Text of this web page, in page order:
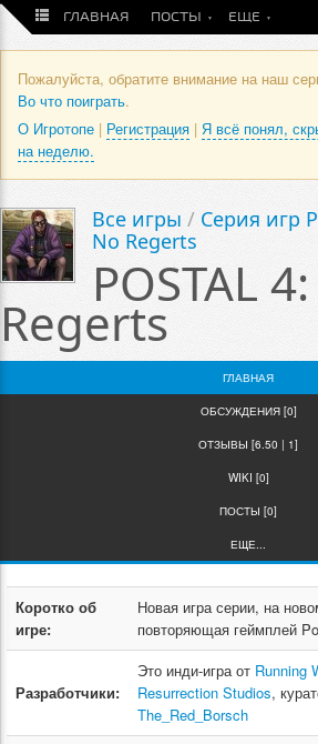
ГЛАВНАЯ ПОСТЫ ЕЩЕ
Пожалуйста, обратите внимание на наш
Во что поиграть.
О Игротопе | Регистрация | Я всё понял,
на неделю.
Все игры / Серия игр
No Regerts
POSTAL
Regerts
ГЛАВНАЯ
ОБСУЖДЕНИЯ [0]
ОТЗЫВЫ [6.50 | 1]
WIKI [0]
ПОСТЫ [0]
ЕЩЕ...
Коротко об
игре:
Новая игра серии, на
повторяющая геймплей
Разработчики:
Это инди-игра от Running
Resurrection Studios,
The_Red_Borsch